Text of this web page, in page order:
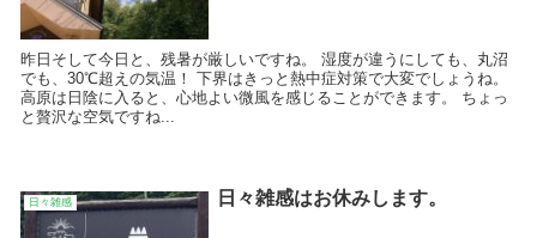
昨日そして今日と、残暑が厳しいですね。 湿度が違うにしても、丸沼
でも、30℃超えの気温！ 下界はきっと熱中症対策で大変でしょうね。
高原は日陰に入ると、心地よい微風を感じることができます。 ちょっ
と贅沢な空気ですね...
日々雑感 日々雑感はお休みします。